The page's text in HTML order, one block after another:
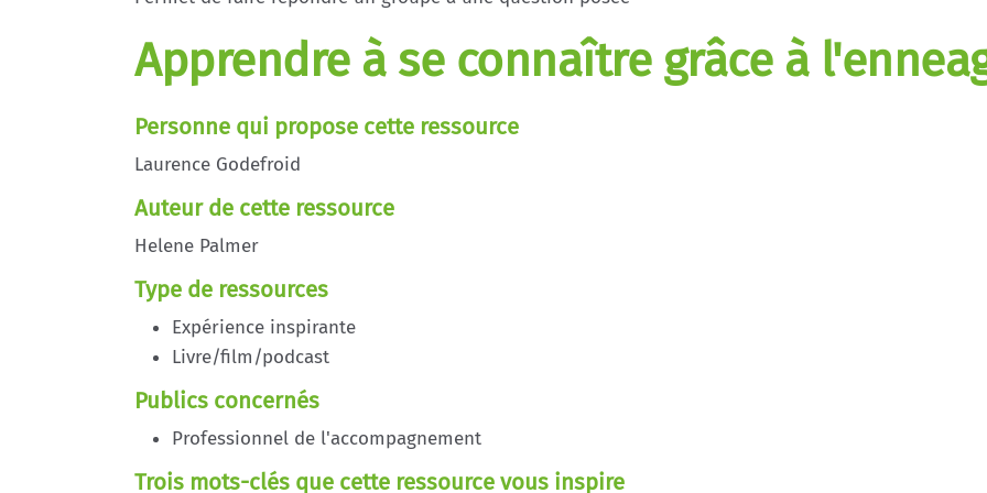
Apprendre à se connaître grâce à
Personne qui propose cette ressource
Laurence Godefroid
Auteur de cette ressource
Helene Palmer
Type de ressources
Expérience inspirante
Livre/film/podcast
Publics concernés
Professionnel de l'accompagnement
Trois mots-clés que cette ressource vous inspire